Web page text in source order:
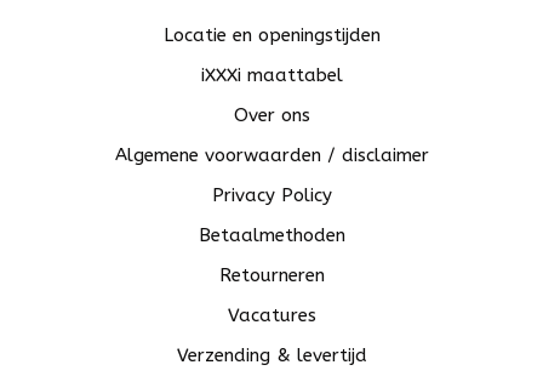
Locatie en openingstijden
iXXXi maattabel
Over ons
Algemene voorwaarden / disclaimer
Privacy Policy
Betaalmethoden
Retourneren
Vacatures
Verzending & levertijd